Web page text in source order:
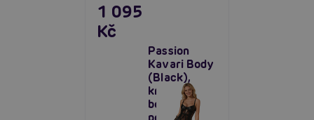
Passion
Kavari Body
(Black),
krajkové
body s
1 095
Kč